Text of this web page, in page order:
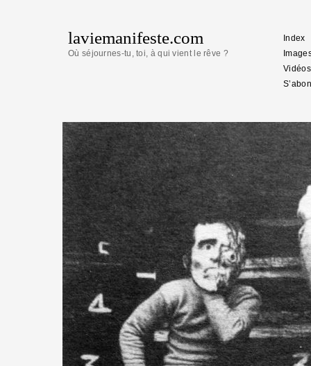
laviemanifeste.com
Où séjournes-tu, toi, à qui vient le rêve ?
Index
Vidéos